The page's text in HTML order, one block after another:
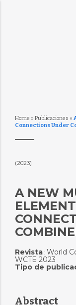
Home » Publicaciones »
Connections Under
(2023)
A NEW
Revista: World
WCTE 2023
Tipo de
Abstract